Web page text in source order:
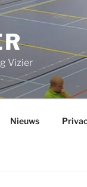
Vizier
Nieuws